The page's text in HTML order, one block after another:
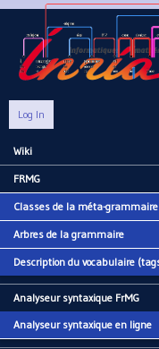
Log In
Main menu
Wiki
FRMG
Classes de la méta-grammaire
Arbres de la grammaire
Description du vocabulaire
Analyseur syntaxique FrMG
Analyseur syntaxique en ligne